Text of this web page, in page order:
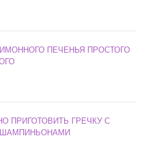
ПЕЧЕНЬЯ ПРОСТОГО
ПРИГОТОВИТЬ ГРЕЧКУ С